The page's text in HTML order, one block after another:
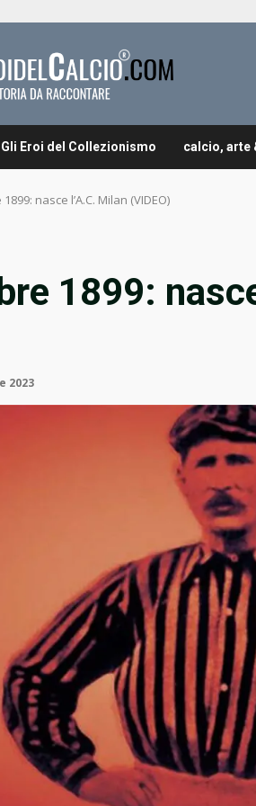
Gli Eroi del Collezionismo calcio, arte
nasce l’A.C. Milan (VIDEO)
1899:
2023